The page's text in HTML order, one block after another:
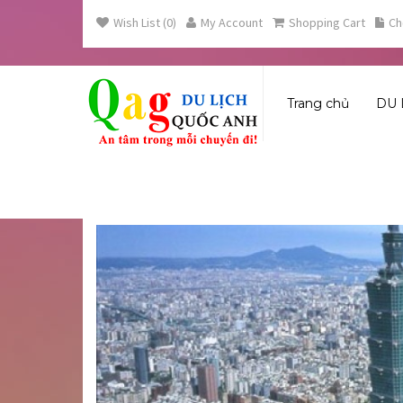
Wish List (0) My Account Shopping Cart
Trang chủ DU